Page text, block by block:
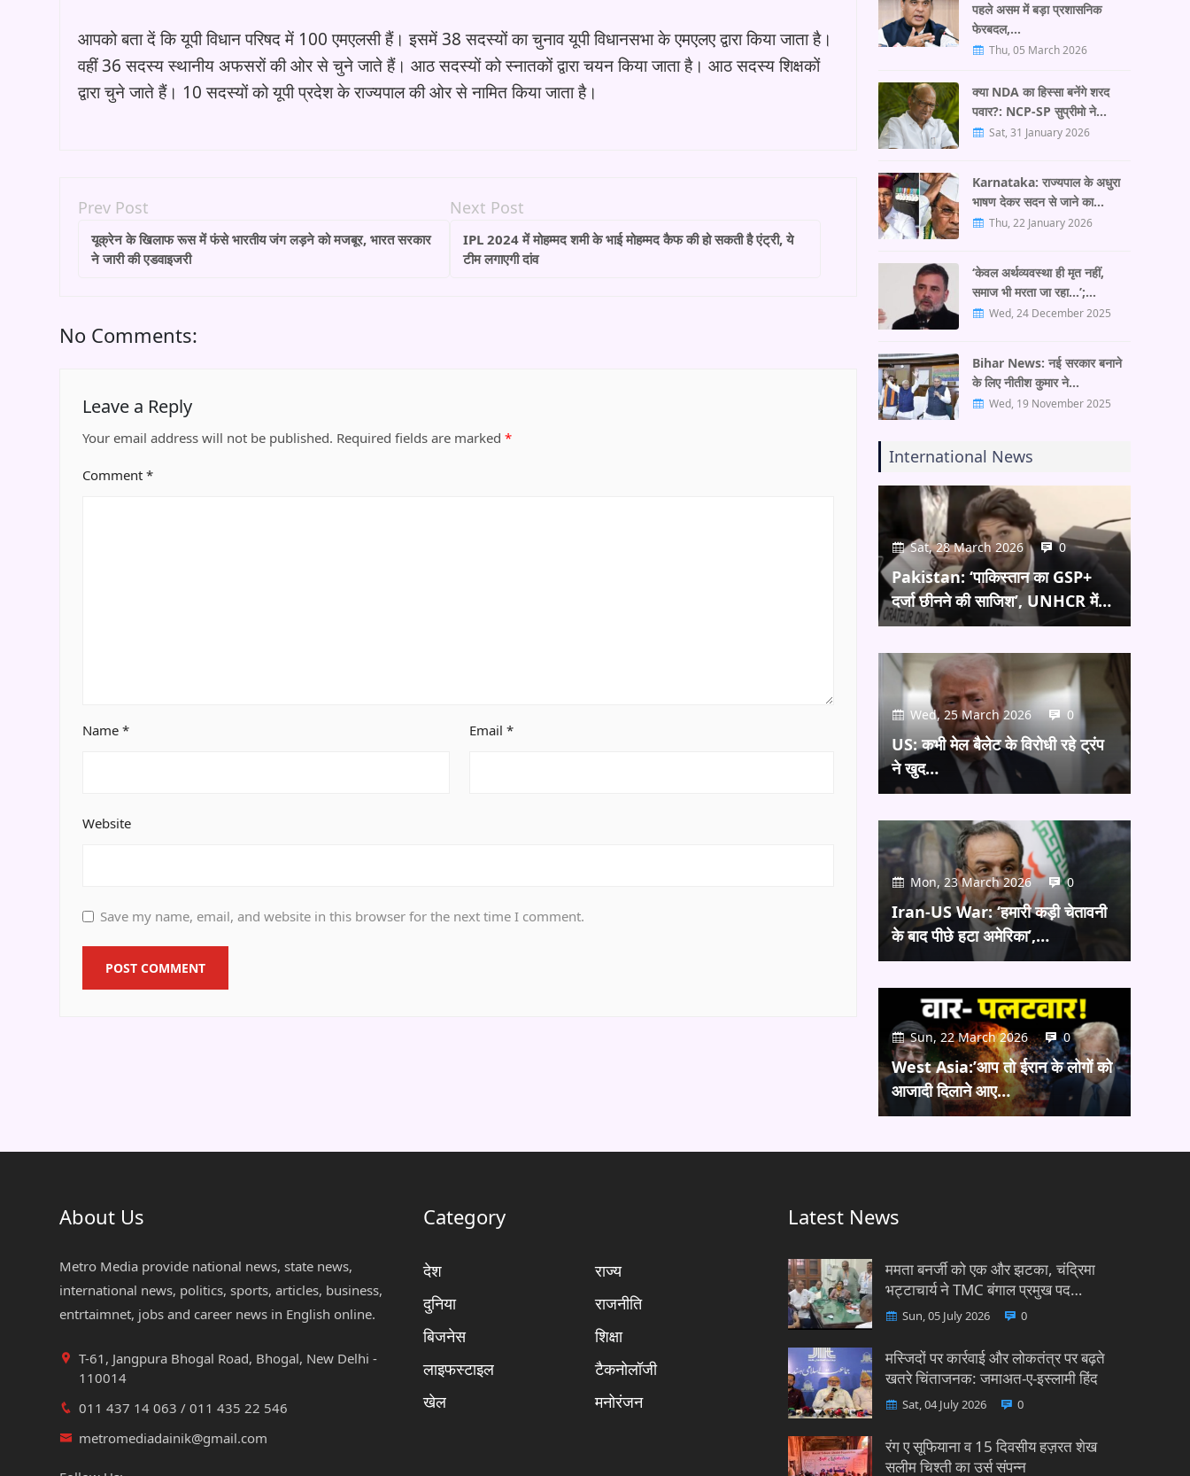
आपको बता दें कि यूपी विधान परिषद में 100 एमएलसी हैं। इसमें 38 सदस्यों का चुनाव यूपी विधानसभा के एमएलए द्वारा किया जाता है।
वहीं 36 सदस्य स्थानीय अफसरों की ओर से चुने जाते हैं। आठ सदस्यों को स्नातकों द्वारा चयन किया जाता है। आठ सदस्य शिक्षकों
द्वारा चुने जाते हैं। 10 सदस्यों को यूपी प्रदेश के राज्यपाल की ओर से नामित किया जाता है।
Prev Post
यूक्रेन के खिलाफ रूस में फंसे भारतीय जंग लड़ने को मजबूर, भारत सरकार
ने जारी की एडवाइजरी
Next Post
IPL 2024 में मोहम्मद शमी के भाई मोहम्मद कैफ की हो सकती है एंट्री, ये
टीम लगाएगी दांव
No Comments:
Leave a Reply
Your email address will not be published. Required fields are marked*
Comment*
Name* Email *
Website
Save my name, email, and website in this browser for the next time I comment.
पहले असम में बड़ा प्रशासनिक
फेरबदल,…
Thu, 05 March 2026
क्या NDA का हिस्सा बनेंगे शरद
पवार?: NCP-SP सुप्रीमो ने…
Sat, 31 January 2026
Karnataka: राज्यपाल के अधुरा
भाषण देकर सदन से जाने का…
Thu, 22 January 2026
‘केवल अर्थव्यवस्था ही मृत नहीं,
समाज भी मरता जा रहा…’;…
Wed, 24 December 2025
Bihar News: नई सरकार बनाने
के लिए नीतीश कुमार ने…
Wed, 19 November 2025
International News
Sat, 28 March 2026 0
Pakistan: ‘पाकिस्तान का GSP+
दर्जा छीनने की साजिश’, UNHCR में…
Wed, 25 March 2026 0
US: कभी मेल बैलेट के विरोधी रहे ट्रंप
ने खुद…
Mon, 23 March 2026 0
Iran-US War: ‘हमारी कड़ी चेतावनी
के बाद पीछे हटा अमेरिका’,…
Sun, 22 March 2026 0
West Asia:’आप तो ईरान के लोगों को
आजादी दिलाने आए…
About Us
Metro Media provide national news, state news,
international news, politics, sports, articles, business,
entrtaimnet, jobs and career news in English online.
T-61, Jangpura Bhogal Road, Bhogal, New Delhi -
110014
011 437 14 063 / 011 435 22 546
metromediadainik@gmail.com
Category
देश
राज्य
दुनिया
राजनीति
बिजनेस
शिक्षा
लाइफस्टाइल
टैकनोलॉजी
खेल
मनोरंजन
Latest News
ममता बनर्जी को एक और झटका, चंद्रिमा
भट्टाचार्य ने TMC बंगाल प्रमुख पद…
Sun, 05 July 2026 0
मस्जिदों पर कार्रवाई और लोकतंत्र पर बढ़ते
खतरे चिंताजनक: जमाअत-ए-इस्लामी हिंद
Sat, 04 July 2026 0
रंग ए सूफियाना व 15 दिवसीय हज़रत शेख
सलीम चिश्ती का उर्स संपन्न